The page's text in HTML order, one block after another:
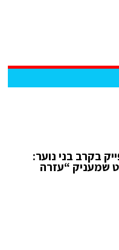
בקרב בני נוער:
שמעניק “עזרה